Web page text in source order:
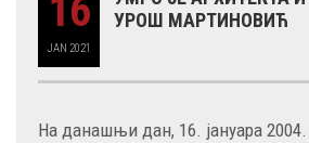
16
JAN 2021
УРОШ МАРТИНОВИЋ
На данашњи дан, 16. јануара 2004.